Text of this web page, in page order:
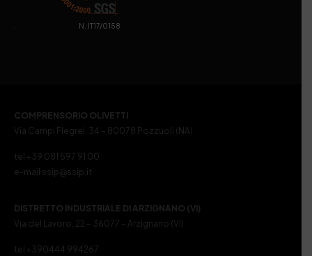
. N. IT17/0158
COMPRENSORIO OLIVETTI
Via Campi Flegrei, 34 – 80078 Pozzuoli (NA)
tel +39 081 597 91 00
e-mail ssip@ssip.it
DISTRETTO INDUSTRIALE DI ARZIGNANO (VI)
Via del Lavoro, 22 – 36077 – Arzignano (VI)
tel +390444 994267